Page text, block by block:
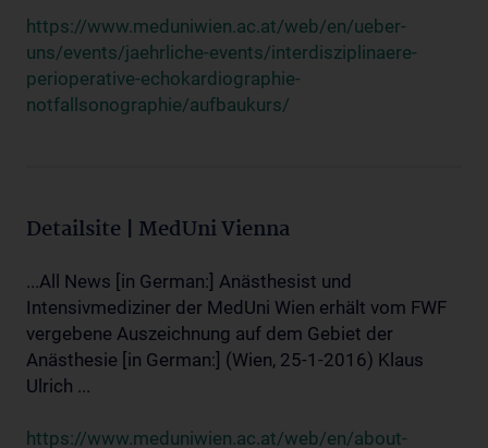
https://www.meduniwien.ac.at/web/en/ueber-
uns/events/jaehrliche-events/interdisziplinaere-
perioperative-echokardiographie-
notfallsonographie/aufbaukurs/
Detailsite | MedUni Vienna
...All News [in German:] Anästhesist und
Intensivmediziner der MedUni Wien erhält vom FWF
vergebene Auszeichnung auf dem Gebiet der
Anästhesie [in German:] (Wien, 25-1-2016) Klaus
Ulrich ...
https://www.meduniwien.ac.at/web/en/about-